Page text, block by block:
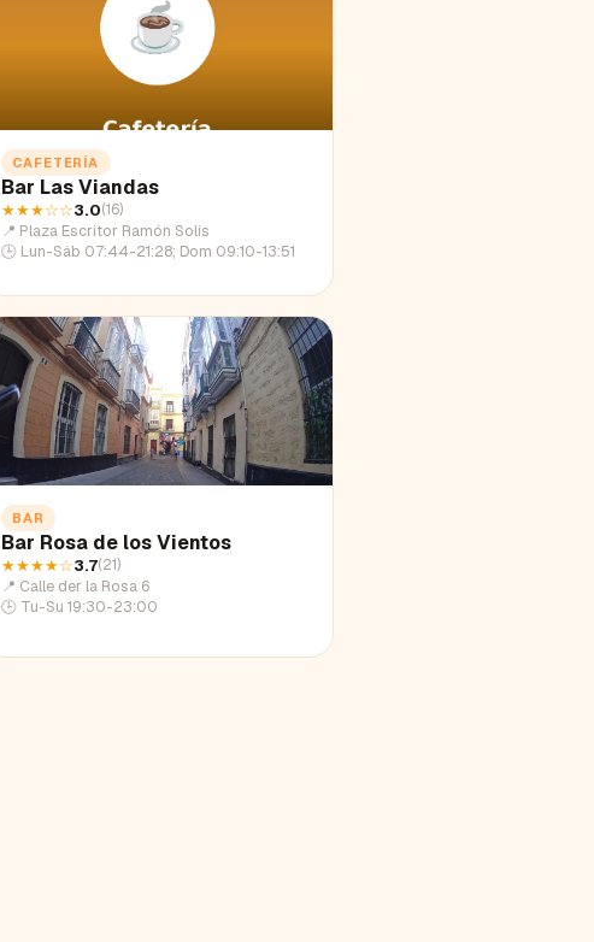
CAFETERÍA
Bar Las Viandas
★★★☆☆3.0(16)
📍 Plaza Escritor Ramón Solís
🕒 Lun-Sáb 07:44-21:28; Dom 09:10-13:51
BAR
Bar Rosa de los Vientos
★★★★☆3.7(21)
📍 Calle der la Rosa 6
🕒 Tu-Su 19:30-23:00